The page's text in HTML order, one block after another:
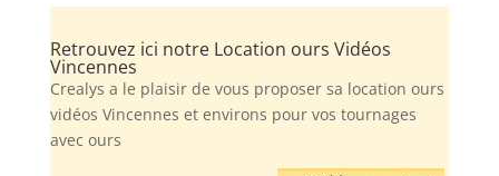
Retrouvez ici notre Location ours Vidéos
Vincennes
Crealys a le plaisir de vous proposer sa location ours
vidéos Vincennes et environs pour vos tournages
avec ours